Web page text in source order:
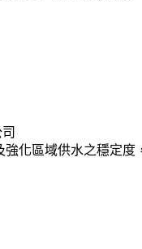
化區域供水之穩定